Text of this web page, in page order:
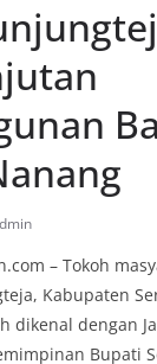
– Tokoh
Kabupaten
dikenal dengan
Bupati